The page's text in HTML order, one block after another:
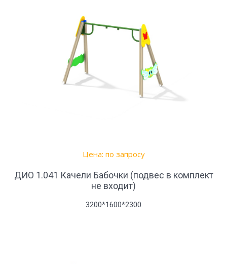
Цена: по запросу
ДИО 1.041 Качели Бабочки (подвес в комплект
не входит)
3200*1600*2300